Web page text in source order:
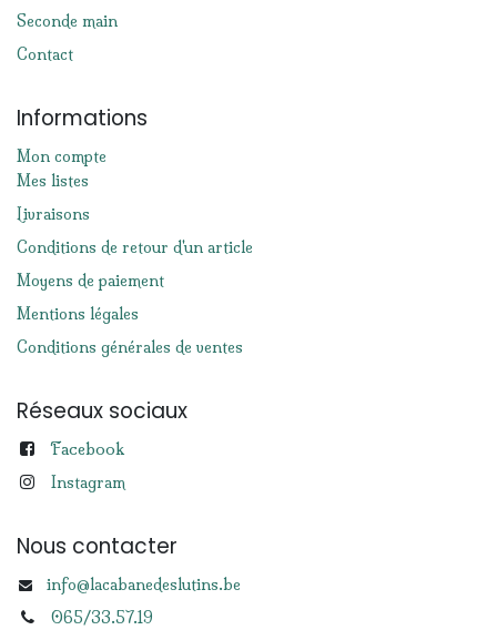
Seconde main
Contact
Informations
Mon compte
Mes listes
Livraisons
Conditions de retour d'un article
Moyens de paiement
Mentions légales
Conditions générales de ventes
Réseaux sociaux
Facebook
Instagram
Nous contacter
info@lacabanedeslutins.be
065/33.57.19